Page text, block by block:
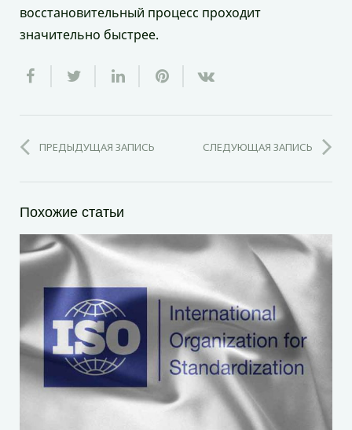
восстановительный процесс проходит
значительно быстрее.
ПРЕДЫДУЩАЯ ЗАПИСЬ СЛЕДУЮЩАЯ ЗАПИСЬ
Похожие статьи